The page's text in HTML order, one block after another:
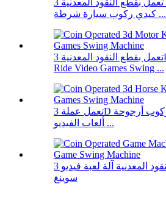
وصول جديدة تعمل بقطع النقود المعدنية 3D
كيدي ركوب سيارة شرطة ...
تعمل بقطع النقود المعدنية 3D Motor Kiddie
Ride Video Games Swing ...
تعمل عملة 3D الحصان كيدي ركوب أرجوحة
ألعاب الفيديو ...
تعمل بقطع النقود المعدنية آلة لعبة فيديو 3D آلة
سوينغ